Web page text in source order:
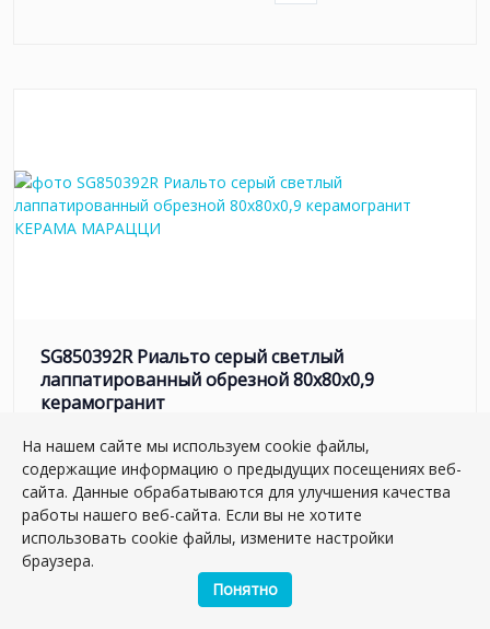
SG850392R Риальто серый светлый
лаппатированный обрезной 80x80x0,9
керамогранит
Размер: 80*80 см
Вес: 41.41 кг
Плиток в упаковке:3шт
5 347.26 руб./м
м2
На нашем сайте мы используем cookie файлы,
содержащие информацию о предыдущих посещениях веб-
сайта. Данные обрабатываются для улучшения качества
работы нашего веб-сайта. Если вы не хотите
использовать cookie файлы, измените настройки
браузера.
Понятно